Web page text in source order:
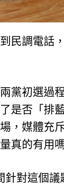
民調電話
黨初選過
是否「排
，媒體充
真的有用
針對這個